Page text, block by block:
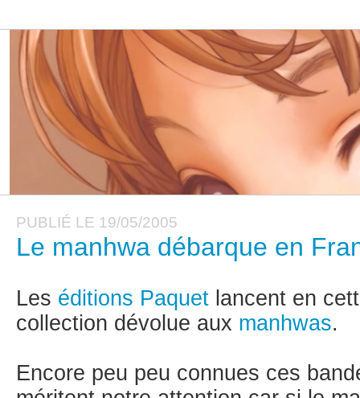
PUBLIÉ LE 19/05/2005
Le manhwa débarque en
Les éditions Paquet lancent en
collection dévolue aux manhwas.
Encore peu peu connues ces